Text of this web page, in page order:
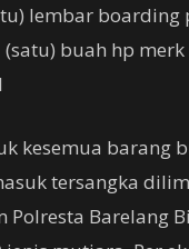
lembar boarding
buah hp merk
kesemua barang
tersangka
Polresta Barelang